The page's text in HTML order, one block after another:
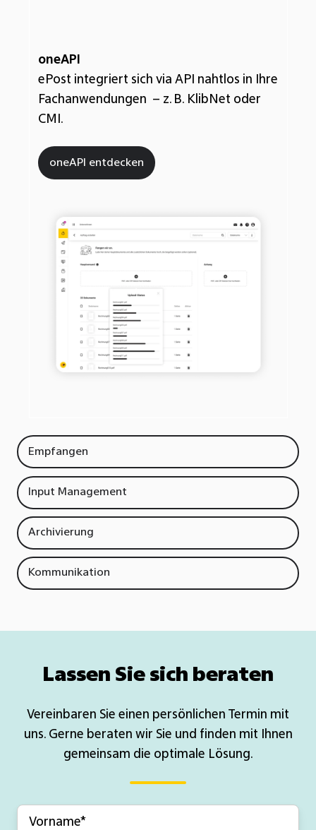
oneAPI
ePost integriert sich via API nahtlos in Ihre
Fachanwendungen – z. B. KlibNet oder
CMI.
oneAPI entdecken
Empfangen
Input Management
Archivierung
Kommunikation
Lassen Sie sich beraten
Vereinbaren Sie einen persönlichen Termin mit
uns. Gerne beraten wir Sie und finden mit Ihnen
gemeinsam die optimale Lösung.